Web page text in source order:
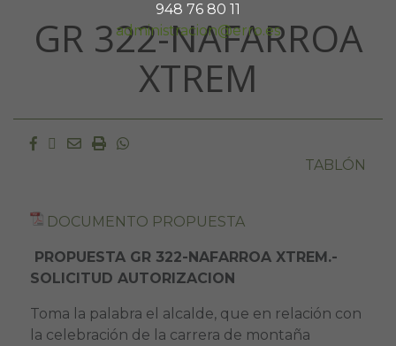
948 76 80 11
administracion@erro.es
GR 322-NAFARROA
XTREM
Facebook
Twitter
EmailImprimir
Whatsapp
TABLÓN
DOCUMENTO PROPUESTA
PROPUESTA GR 322-NAFARROA XTREM.-
SOLICITUD AUTORIZACION
Toma la palabra el alcalde, que en relación con
la celebración de la carrera de montaña